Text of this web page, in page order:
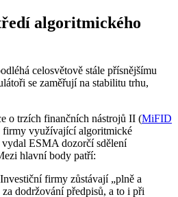
algoritmického
celosvětově stále přísnějšímu
se zaměřují na stabilitu trhu,
o trzích finančních nástrojů II (MiFID
firmy využívající algoritmické
ESMA dozorčí sdělení
hlavní body patří:
Investiční firmy zůstávají „plně a
dodržování předpisů, a to i při